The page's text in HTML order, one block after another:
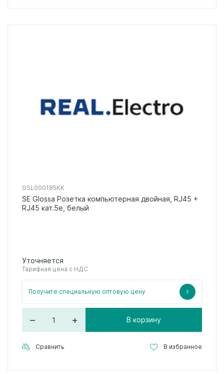
GSL000185KK
SE Glossa Розетка компьютерная двойная, RJ45 +
RJ45 кат.5е, белый
Уточняется
Тарифная цена с НДС
Получите специальную оптовую цену
– + В корзину
Сравнить В избранное